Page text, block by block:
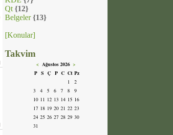
Qt {12}
Belgeler {13}
[Konular]
Takvim
< Ağustos 2026 >
P
S Ç P C Ct Pz
1
2
3
4 5 6 7 8
9
10 11 12 13 14 15 16
17 18 19 20 21 22 23
24 25 26 27 28 29 30
31